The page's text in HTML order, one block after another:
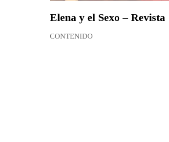
Elena y el Sexo – Revista
CONTENIDO